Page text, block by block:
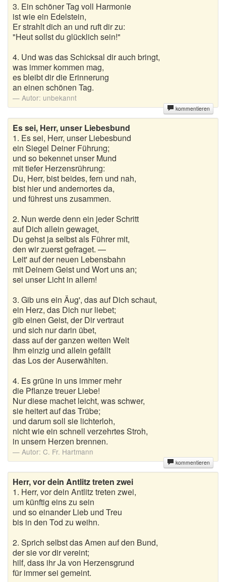
3. Ein schöner Tag voll Harmonie
ist wie ein Edelstein,
Er strahlt dich an und ruft dir zu:
"Heut sollst du glücklich sein!"
4. Und was das Schicksal dir auch bringt,
was immer kommen mag,
es bleibt dir die Erinnerung
an einen schönen Tag.
Autor: unbekannt
kommentieren
Es sei, Herr, unser Liebesbund
1. Es sei, Herr, unser Liebesbund
ein Siegel Deiner Führung;
und so bekennet unser Mund
mit tiefer Herzensrührung:
Du, Herr, bist beides, fern und nah,
bist hier und andernortes da,
und führest uns zusammen.
2. Nun werde denn ein jeder Schritt
auf Dich allein gewaget,
Du gehst ja selbst als Führer mit,
den wir zuerst gefraget. —
Leit' auf der neuen Lebensbahn
mit Deinem Geist und Wort uns an;
sei unser Licht in allem!
3. Gib uns ein Äug', das auf Dich schaut,
ein Herz, das Dich nur liebet;
gib einen Geist, der Dir vertraut
und sich nur darin übet,
dass auf der ganzen weiten Welt
Ihm einzig und allein gefällt
das Los der Auserwählten.
4. Es grüne in uns immer mehr
die Pflanze treuer Liebe!
Nur diese machet leicht, was schwer,
sie heitert auf das Trübe;
und darum soll sie lichterloh,
nicht wie ein schnell verzehrtes Stroh,
in unsern Herzen brennen.
Autor: C. Fr. Hartmann
kommentieren
Herr, vor dein Antlitz treten zwei
1. Herr, vor dein Antlitz treten zwei,
um künftig eins zu sein
und so einander Lieb und Treu
bis in den Tod zu weihn.
2. Sprich selbst das Amen auf den Bund,
der sie vor dir vereint;
hilf, dass ihr Ja von Herzensgrund
für immer sei gemeint.